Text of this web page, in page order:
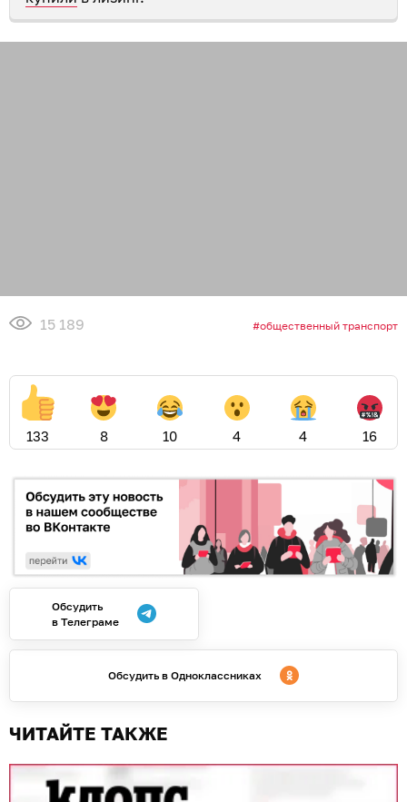
15 189 общественный транспорт
133 8 10 4 4 16
Обсудить
в Телеграме
Обсудить в Одноклассниках
ЧИТАЙТЕ ТАКЖЕ